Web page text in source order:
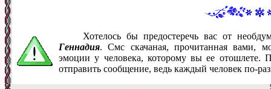
Хотелось бы предостеречь вас от
Геннадия. Смс скачаная, прочитанная вами,
эмоции у человека, которому вы ее отошлете.
отправить сообщение, ведь каждый человек по-